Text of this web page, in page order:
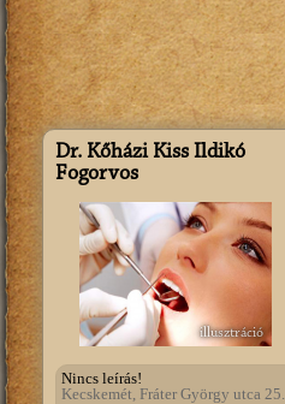
Dr. Kőházi Kiss Ildikó
Fogorvos
illusztráció
Nincs leírás!
Kecskemét, Fráter György utca 25.